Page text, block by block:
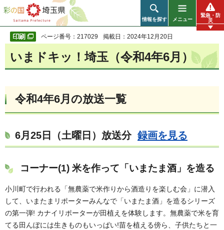
彩の国 埼玉県
情報を探す メニュー
緊急・防
災
ページ番号：217029 掲載日：2024年12月20日
いまドキッ！埼玉（令和4年6月）
令和4年6月の放送一覧
6月25日（土曜日）放送分 録画を見る
コーナー(1) 米を作って「いまたま酒」を造る
小川町で行われる「無農薬で米作りから酒造りを楽しむ会」に潜入
して、いまたまリポーターみんなで「いまたま酒」を造るシリーズ
の第一弾! カナイリポーターが田植えを体験します。無農薬で米を育
てる田んぼには生きものもいっぱい!苗を植える傍ら、子供たちと一